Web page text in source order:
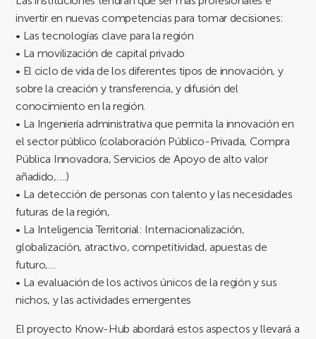
invertir en nuevas competencias para tomar decisiones:
• Las tecnologías clave para la región
• La movilización de capital privado
• El ciclo de vida de los diferentes tipos de innovación, y
sobre la creación y transferencia, y difusión del
conocimiento en la región.
• La Ingeniería administrativa que permita la innovación en
el sector público (colaboración Público-Privada, Compra
Pública Innovadora, Servicios de Apoyo de alto valor
añadido,….)
• La detección de personas con talento y las necesidades
futuras de la región,
• La Inteligencia Territorial: Internacionalización,
globalización, atractivo, competitividad, apuestas de
futuro,…
• La evaluación de los activos únicos de la región y sus
nichos, y las actividades emergentes
El proyecto Know-Hub abordará estos aspectos y llevará a